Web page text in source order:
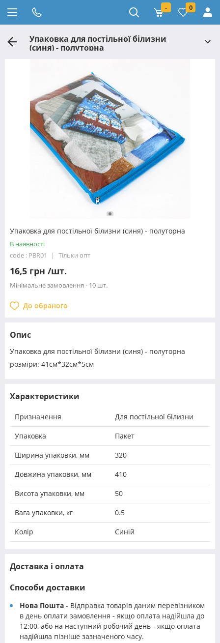
- 0
Упаковка для постільної білизни
(синя) - полуторна
Упаковка для постільної білизни (синя) - полуторна
В наявності
code : PBR01
Тільки опт
16,5 грн /шт.
Мінімальне замовлення - 10 шт.
До обраного
Опис
Упаковка для постільної білизни (синя) - полуторна
розміри: 41см*32см*5см
Характеристики
Призначення Для постільної білизни
Упаковка Пакет
Ширина упаковки, мм 320
Довжина упаковки, мм 410
Висота упаковки, мм 50
Вага упаковки, кг 0.5
Колір Синій
Доставка і оплата
Способи доставки
Нова Пошта - Відправка товарів даним перевізником
в день оплати замовлення - якщо оплата надійшла до
12:00, або на наступний робочий день - якщо оплата
надійшла пізніше зазначеного часу.